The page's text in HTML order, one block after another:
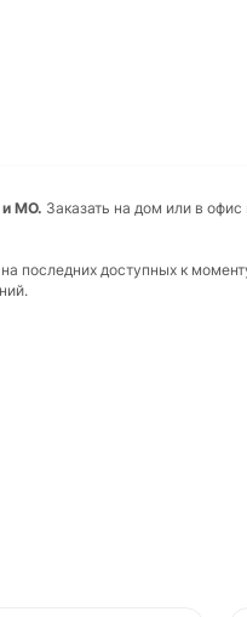
и МО. Заказать на дом или в
последних доступных к